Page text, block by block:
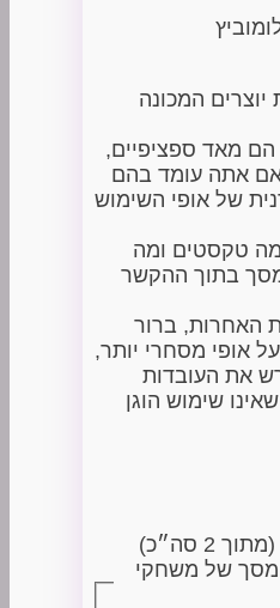
המכונה
הם מאד ספציפיים,
אתה עומד בהם
של אופי השימוש
טקסטים ומה
בתוך ההקשר
האחרות, ברור
אופי מסחרי יותר,
את העובדות
שימוש הוגן
מסך של משחקי